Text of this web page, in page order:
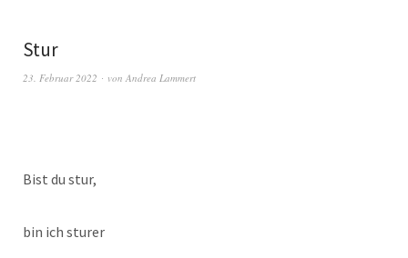
Stur
23. Februar 2022 von Andrea Lammert
Bist du stur,
bin ich sturer